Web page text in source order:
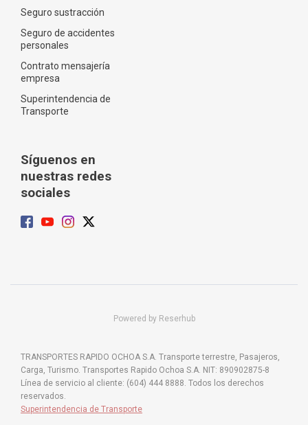
Seguro sustracción
Seguro de accidentes
personales
Contrato mensajería
empresa
Superintendencia de
Transporte
Síguenos en
nuestras redes
sociales
Powered by Reserhub
TRANSPORTES RAPIDO OCHOA S.A. Transporte terrestre, Pasajeros,
Carga, Turismo. Transportes Rapido Ochoa S.A. NIT: 890902875-8
Línea de servicio al cliente: (604) 444 8888. Todos los derechos
reservados.
Superintendencia de Transporte